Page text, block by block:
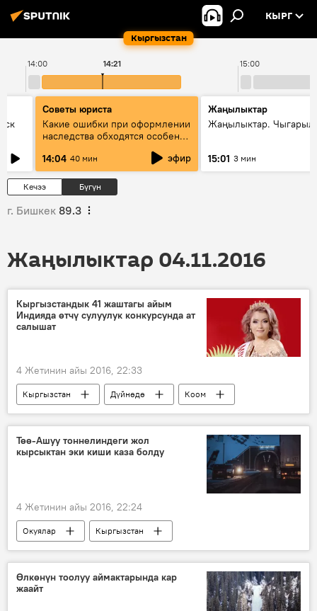
Кыргызстан
КЫРГ
14:00 15:00
14:21
Советы юриста
Какие ошибки при оформлении
наследства обходятся особенно
дорого - советы юриста
14:04 40 мин эфир
Жаңылыктар
Жаңылыктар.
15:01 3 мин
Кечээ Бүгүн
г. Бишкек 89.3
Жаңылыктар 04.11.2016
Кыргызстандык 41 жаштагы айым
Индияда өтчү сулуулук конкурсунда ат
салышат
4 Жетинин айы 2016, 22:33
Кыргызстан Дүйнөдө
Коом
Жаңылыктар
Индия
Наргиза Осмонова
сулуулук
Төө-Ашуу тоннелиндеги жол
кырсыктан эки киши каза болду
4 Жетинин айы 2016, 22:24
Окуялар
Кыргызстан
Жаңылыктар
Төө-Ашуу
ӨКМ
Төө-Ашуудагы жол кырсыгы
Өлкөнүн тоолуу аймактарында кар
жаайт